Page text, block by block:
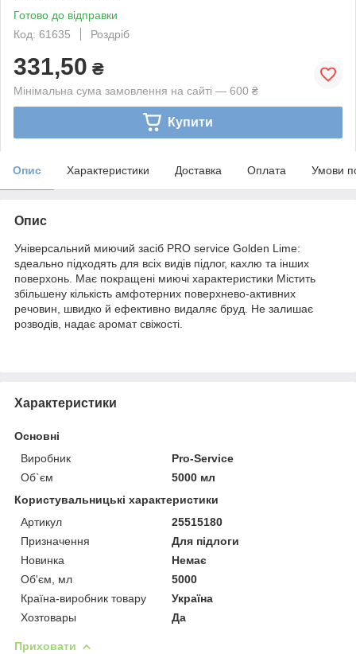
Готово до відправки
Код: 61635
Роздріб
331,50 ₴
Мінімальна сума замовлення на сайті — 600 ₴
Купити
Опис Характеристики Доставка Оплата Умови
Опис
Універсальний миючий засіб PRO service Golden Lime:
sдеально підходять для всіх видів підлог, кахлю та інших
поверхонь. Має покращені миючі характеристики Містить
збільшену кількість амфотерних поверхнево-активних
речовин, швидко й ефективно видаляє бруд. Не залишає
розводів, надає аромат свіжості.
Характеристики
Основні
Виробник
Pro-Service
Об`єм
5000 мл
Користувальницькі характеристики
Артикул
25515180
Призначення
Для підлоги
Новинка
Немає
Об'єм, мл
5000
Країна-виробник товару
Україна
Хозтовары
Да
Приховати